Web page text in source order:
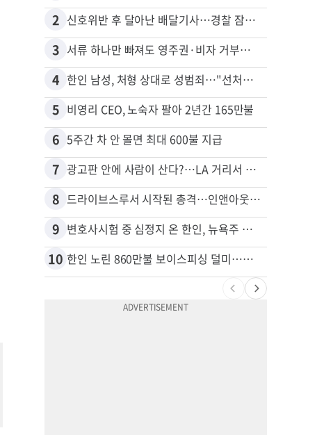
2 신호위반 후 달아난 배달기사…경찰 잠복해 잡고보니 ‘반전’
3 서류 하나만 빠져도 영주권·비자 거부…심사관 재량권 대폭 확대
4 한인 남성, 처형 상대로 성범죄…"선처해줬더니 배신자 취급"
5 비영리 CEO, 노숙자 팔아 2년간 165만불
6 5주간 차 안 몰면 최대 600불 지급
7 광고판 안에 사람이 산다?…LA 거리서 화제
8 드라이브스루서 시작된 총격…인앤아웃 참사 영상 공개
9 변호사시험 중 심정지 온 한인, 뉴욕주 제소
10 한인 노린 860만불 보이스피싱 덜미…영사관·한국 검찰 사칭